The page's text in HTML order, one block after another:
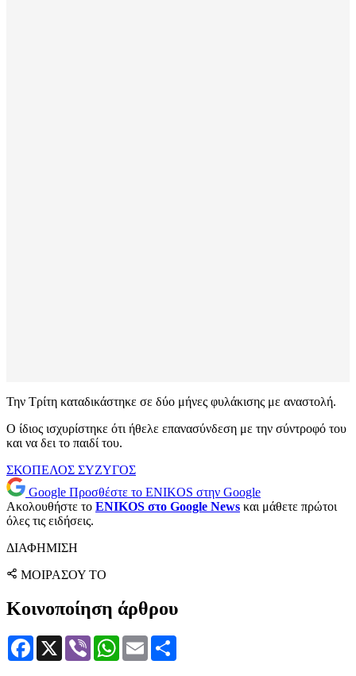
Την Τρίτη καταδικάστηκε σε δύο μήνες φυλάκισης με αναστολή.
Ο ίδιος ισχυρίστηκε ότι ήθελε επανασύνδεση με την σύντροφό του
και να δει το παιδί του.
ΣΚΟΠΕΛΟΣ ΣΥΖΥΓΟΣ
Google Προσθέστε το ENIKOS στην Google
Ακολουθήστε το ENIKOS στο Google News και μάθετε πρώτοι
όλες τις ειδήσεις.
ΔΙΑΦΗΜΙΣΗ
ΜΟΙΡΑΣΟΥ ΤΟ
Κοινοποίηση άρθρου
Facebook
X Viber WhatsApp
Email